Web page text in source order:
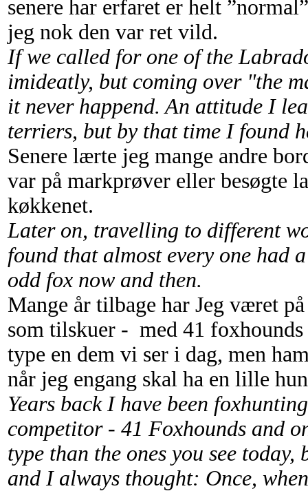
senere har erfaret er helt
jeg nok den var ret vild.
If we called for one of the
imideatly, but coming over "the
it never happend. An attitude I
terriers, but by that time I found
Senere lærte jeg mange andre
var på markprøver eller besøgte
køkkenet.
Later on, travelling to different
found that almost every one had
odd fox now and then.
Mange år tilbage har Jeg været
som tilskuer - med 41
type en dem vi ser i dag, men
når jeg engang skal ha en lille
Years back I have been
competitor - 41 Foxhounds and
type than the ones you see
and I always thought: Once,